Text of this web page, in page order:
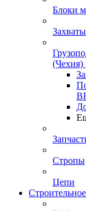
Блоки
(Чехия)
Стропы
Цепи